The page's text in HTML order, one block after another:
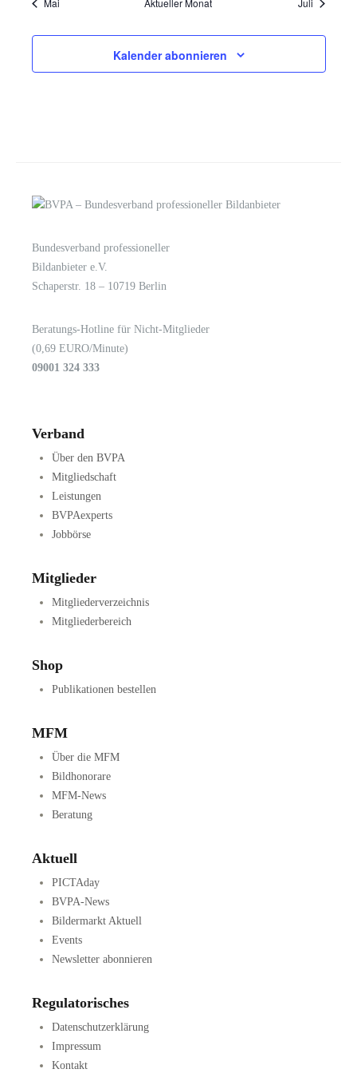
Mai Aktueller Monat Juli
Kalender abonnieren
Bundesverband professioneller
Bildanbieter e.V.
Schaperstr. 18 – 10719 Berlin
Beratungs-Hotline für Nicht-Mitglieder
(0,69 EURO/Minute)
09001 324 333
Verband
Über den BVPA
Mitgliedschaft
Leistungen
BVPAexperts
Jobbörse
Mitglieder
Mitgliederverzeichnis
Mitgliederbereich
Shop
Publikationen bestellen
MFM
Über die MFM
Bildhonorare
MFM-News
Beratung
Aktuell
PICTAday
BVPA-News
Bildermarkt Aktuell
Events
Newsletter abonnieren
Regulatorisches
Datenschutzerklärung
Impressum
Kontakt